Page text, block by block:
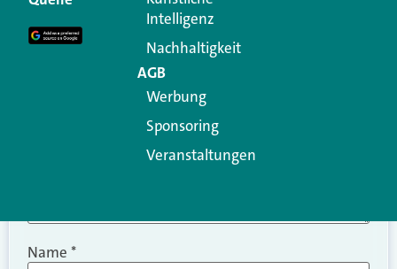
Kommentar
Name *
Intelligenz
Nachhaltigkeit
AGB
Werbung
Sponsoring
Veranstaltungen